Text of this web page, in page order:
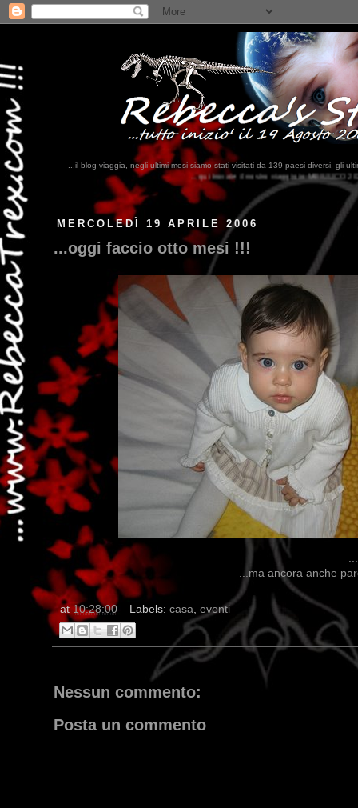
...il blog viaggia, negli ultimi mesi siamo stati visitati da 139 paesi diversi, gli
...qui trovate il nostro viaggio in MESSICO 2023...clikka qui !!!
MERCOLEDÌ 19 APRILE 2006
...oggi faccio otto mesi !!!
...ma ancora anche
at10:28:00 Labels: casa, eventi
Nessun commento:
Posta un commento